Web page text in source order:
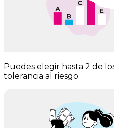
Puedes elegir hasta 2 de
tolerancia al riesgo.